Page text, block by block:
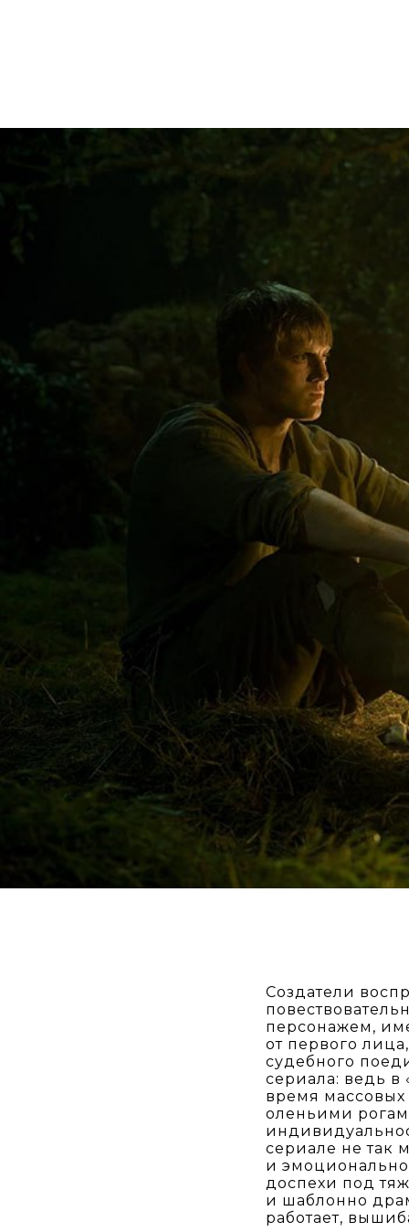
Создатели
персонажем,
от первого
судебного
сериала: ведь в
время
оленьими
сериале не так
и
доспехи под
и шаблонно
работает,